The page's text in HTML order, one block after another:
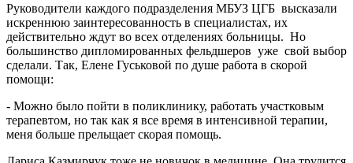
Руководители каждого подразделения МБУЗ ЦГБ высказали
искреннюю заинтересованность в специалистах, их
действительно ждут во всех отделениях больницы. Но
большинство дипломированных фельдшеров уже свой выбор
сделали. Так, Елене Гуськовой по душе работа в скорой
помощи:
- Можно было пойти в поликлинику, работать участковым
терапевтом, но так как я все время в интенсивной терапии,
меня больше прельщает скорая помощь.